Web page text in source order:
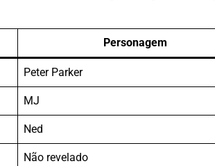
Personagem
Peter Parker
MJ
Ned
Não revelado